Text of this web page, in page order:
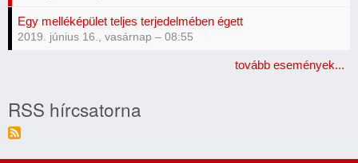
Egy melléképület teljes terjedelmében égett
2019. június 16., vasárnap – 08:55
tovább események...
RSS hírcsatorna